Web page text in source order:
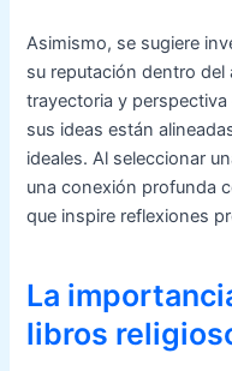
Asimismo, se sugiere
su reputación dentro
trayectoria y
sus ideas están
ideales. Al seleccionar
una conexión profunda
que inspire reflexiones
La
libros